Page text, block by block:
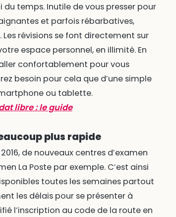
temps. Inutile de vous presser pour
et parfois rébarbatives,
révisions se font directement sur
espace personnel, en illimité. En
confortablement pour vous
besoin pour cela que d’une simple
ou tablette.
libre : le guide
plus rapide
de nouveaux centres d’examen
La Poste par exemple. C’est ainsi
toutes les semaines partout
les délais pour se présenter à
l’inscription au code de la route en